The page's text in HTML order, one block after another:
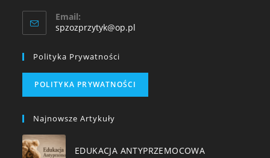
Email:
spzozprzytyk@op.pl
Polityka Prywatności
POLITYKA PRYWATNOŚCI
Najnowsze Artykuły
EDUKACJA ANTYPRZEMOCOWA